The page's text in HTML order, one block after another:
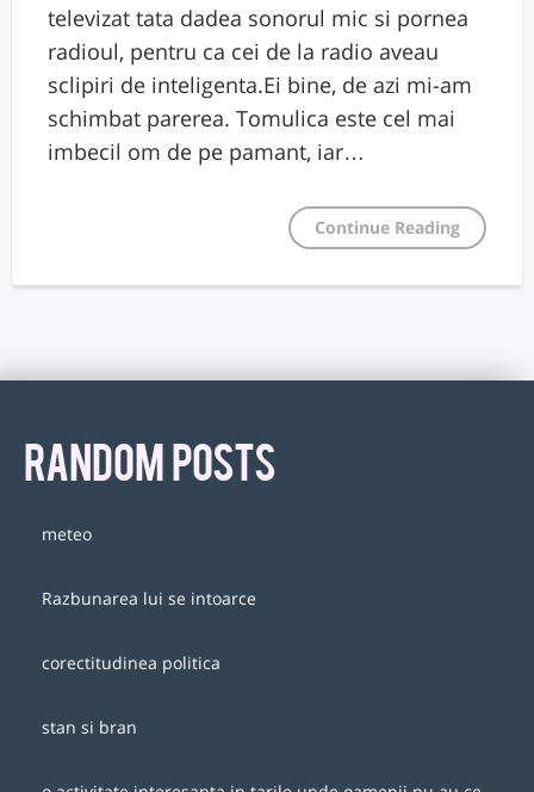
televizat tata dadea sonorul mic si pornea
radioul, pentru ca cei de la radio aveau
sclipiri de inteligenta.Ei bine, de azi mi-am
schimbat parerea. Tomulica este cel mai
imbecil om de pe pamant, iar…
Continue Reading
RANDOM POSTS
meteo
Razbunarea lui se intoarce
corectitudinea politica
stan si bran